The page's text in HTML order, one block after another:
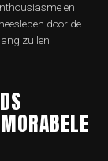
en
door de
zullen